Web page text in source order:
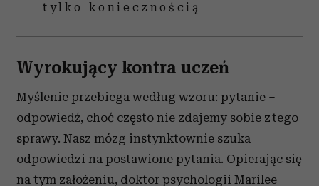
tylko koniecznością
Wyrokujący kontra uczeń
Myślenie przebiega według wzoru: pytanie –
odpowiedź, choć często nie zdajemy sobie z tego
sprawy. Nasz mózg instynktownie szuka
odpowiedzi na postawione pytania. Opierając się
na tym założeniu, doktor psychologii Marilee